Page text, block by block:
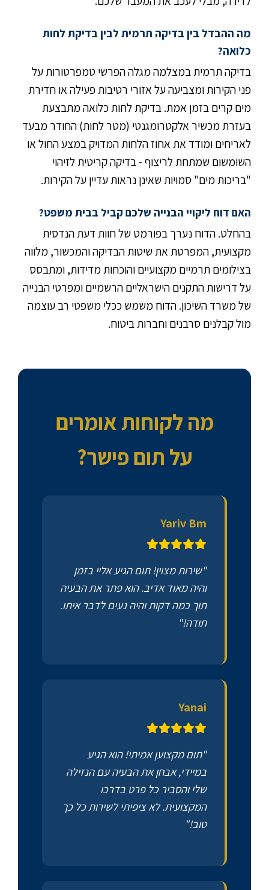
מה ההבדל בין בדיקה תרמית לבין בדיקת לחות
כלואה?
בדיקה תרמית במצלמה מגלה הפרשי טמפרטורות על
פני הקירות ומצביעה על אזורי רטיבות פעילה או חדירת
מים קרים בזמן אמת. בדיקת לחות כלואה מתבצעת
בעזרת מכשיר אלקטרומגנטי (מטר לחות) החודר מבעד
לאריחים ומודד את אחוז הלחות המדויק במצע החול או
השומשום שמתחת לריצוף - בדיקה קריטית לזיהוי
"בריכות מים" סמויות שאינן נראות עדיין על הקירות.
האם דוח ליקויי הבנייה שלכם קביל בבית משפט?
בהחלט. הדוח נערך בפורמט של חוות דעת הנדסית
מקצועית, המפרטת את שיטות הבדיקה והמכשור, מלווה
בצילומים תרמיים מקצועיים והוכחות מדידות, ומתבסס
על דרישות התקנים הישראליים הרשמיים ומפרטי הבנייה
של משרד השיכון. הדוח משמש ככלי משפטי רב עוצמה
מול קבלנים סרבנים וחברות ביטוח.
מה לקוחות אומרים
על תום פישר?
Yariv Bm
"שירות מצוין! תום הגיע אליי בזמן
והיה מאוד אדיב. הוא פתר את הבעיה
תוך כמה דקות והיה נעים לדבר איתו.
תודה!"
Yanai
"תום מקצוען אמיתי! הוא הגיע
במיידי, אבחן את הבעיה עם הנזילה
שלי והסביר כל פרט בדרכו
המקצועית. לא ציפיתי לשירות כל כך
טוב!"